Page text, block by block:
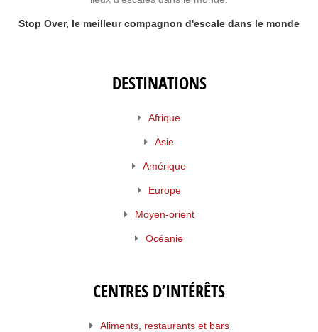
Stop Over, le meilleur compagnon d'escale dans le monde
DESTINATIONS
Afrique
Asie
Amérique
Europe
Moyen-orient
Océanie
CENTRES D’INTÉRÊTS
Aliments, restaurants et bars